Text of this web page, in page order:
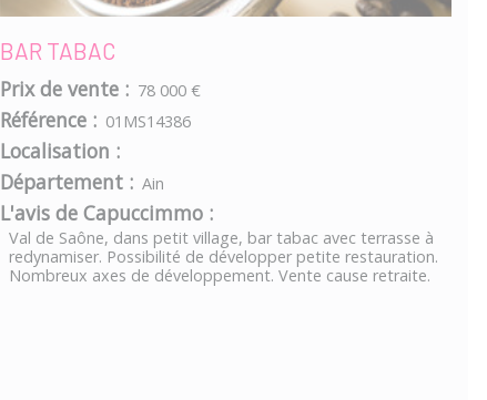
BAR TABAC
Prix de vente : 78 000 €
Référence : 01MS14386
Localisation :
Département : Ain
L'avis de Capuccimmo :
Val de Saône, dans petit village, bar tabac avec terrasse à
redynamiser. Possibilité de développer petite restauration.
Nombreux axes de développement. Vente cause retraite.